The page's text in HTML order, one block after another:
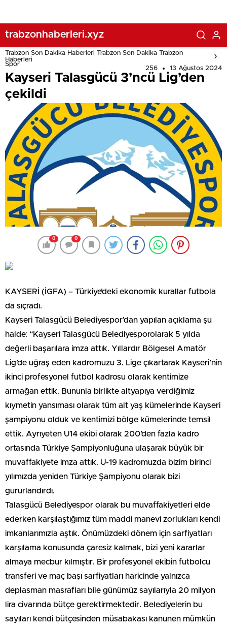
trabzonhaberleri.xyz
Trabzon Son Dakika Haberleri Trabzon Son Dakika Trabzon
Haberleri
Spor
256 13 Ağustos 2024
Kayseri Talasgücü 3’ncü Lig’den
çekildi
0 0
KAYSERİ (İGFA) – Türkiye’deki ekonomik kurallar futbola
da sıçradı.
Kayseri Talasgücü Belediyespor’dan yapılan açıklama şu
halde: “Kayseri Talasgücü Belediyesporolarak 5 yılda
değerli başarılara imza attık. Yıllardır Bölgesel Amatör
Lig’de uğraş eden kadromuzu 3. Lige çıkartarak Kayseri’nin
ikinci profesyonel futbol kadrosu olarak kentimize
armağan ettik. Bununla birlikte altyapıya verdiğimiz
kıymetin yansıması olarak tüm alt yaş kümelerinde Kayseri
şampiyonu olduk ve kentimizi bölge kümelerinde temsil
ettik. Ayrıyeten U14 ekibi olarak 200’den fazla kadro
ortasında Türkiye Şampiyonluğuna ulaşarak büyük bir
muvaffakiyete imza attık. U-19 kadromuzda bizim birinci
yılımızda yeniden Türkiye Şampiyonu olarak bizi
gururlandırdı.
Talasgücü Belediyespor olarak bu muvaffakiyetleri elde
ederken karşılaştığımız tüm maddi manevi zorlukları kendi
imkanlarımızla aştık. Önümüzdeki dönem için sarfiyatları
karşılama konusunda çaresiz kalmak, bizi yeni kararlar
almaya mecbur kılmıştır. Bir profesyonel ekibin futbolcu
transferi ve maç başı sarfiyatları haricinde yalnızca
deplasman masrafları bile günümüz sayılarıyla 20 milyon
lira civarında bütçe gerektirmektedir. Belediyelerin bu
sayıları kendi bütçesinden müsabakası kanunen mümkün